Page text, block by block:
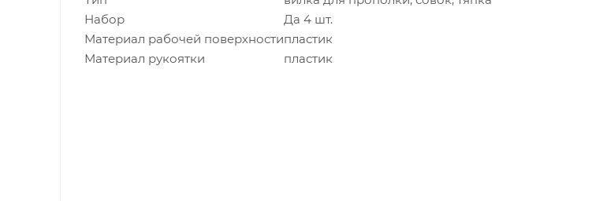
Набор
Да 4 шт.
Материал рабочей поверхностипластик
Материал рукоятки
пластик